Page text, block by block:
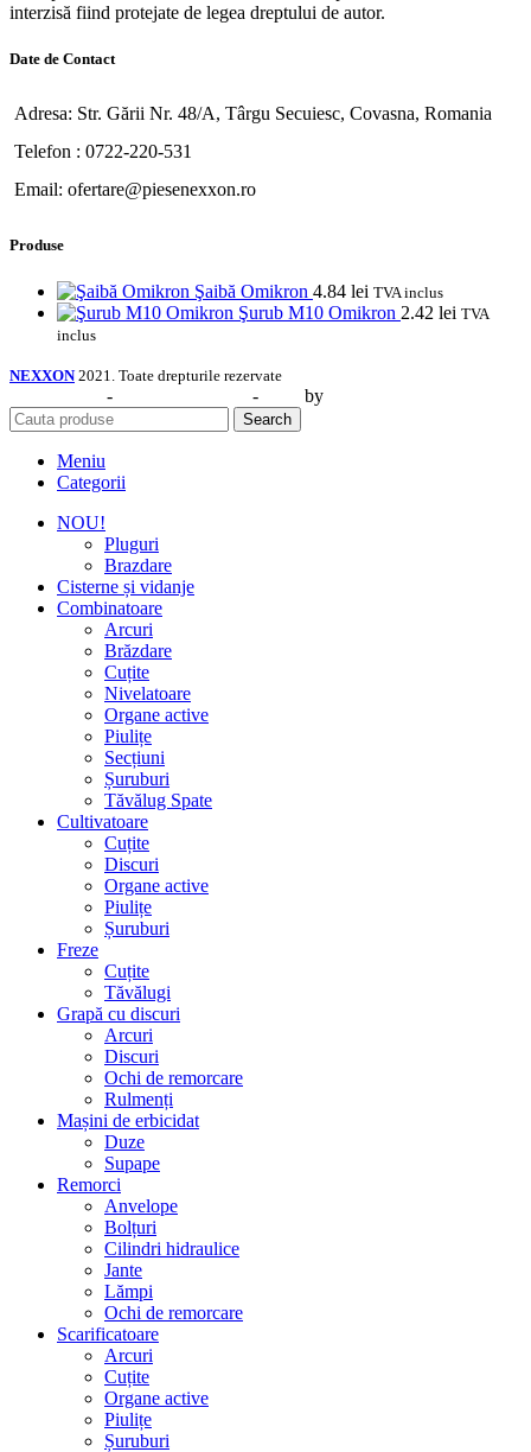
interzisă fiind protejate de legea dreptului de autor.
Date de Contact
Adresa: Str. Gării Nr. 48/A, Târgu Secuiesc, Covasna, Romania
Telefon : 0722-220-531
Email: ofertare@piesenexxon.ro
Produse
Şaibă Omikron 4.84 lei TVA inclus
Şurub M10 Omikron 2.42 lei TVA
inclus
NEXXON 2021. Toate drepturile rezervate
- - by
Search
Meniu
Categorii
NOU!
Pluguri
Brazdare
Cisterne și vidanje
Combinatoare
Arcuri
Brăzdare
Cuțite
Nivelatoare
Organe active
Piulițe
Secțiuni
Șuruburi
Tăvălug Spate
Cultivatoare
Cuțite
Discuri
Organe active
Piulițe
Șuruburi
Freze
Cuțite
Tăvălugi
Grapă cu discuri
Arcuri
Discuri
Ochi de remorcare
Rulmenți
Mașini de erbicidat
Duze
Supape
Remorci
Anvelope
Bolțuri
Cilindri hidraulice
Jante
Lămpi
Ochi de remorcare
Scarificatoare
Arcuri
Cuțite
Organe active
Piulițe
Șuruburi